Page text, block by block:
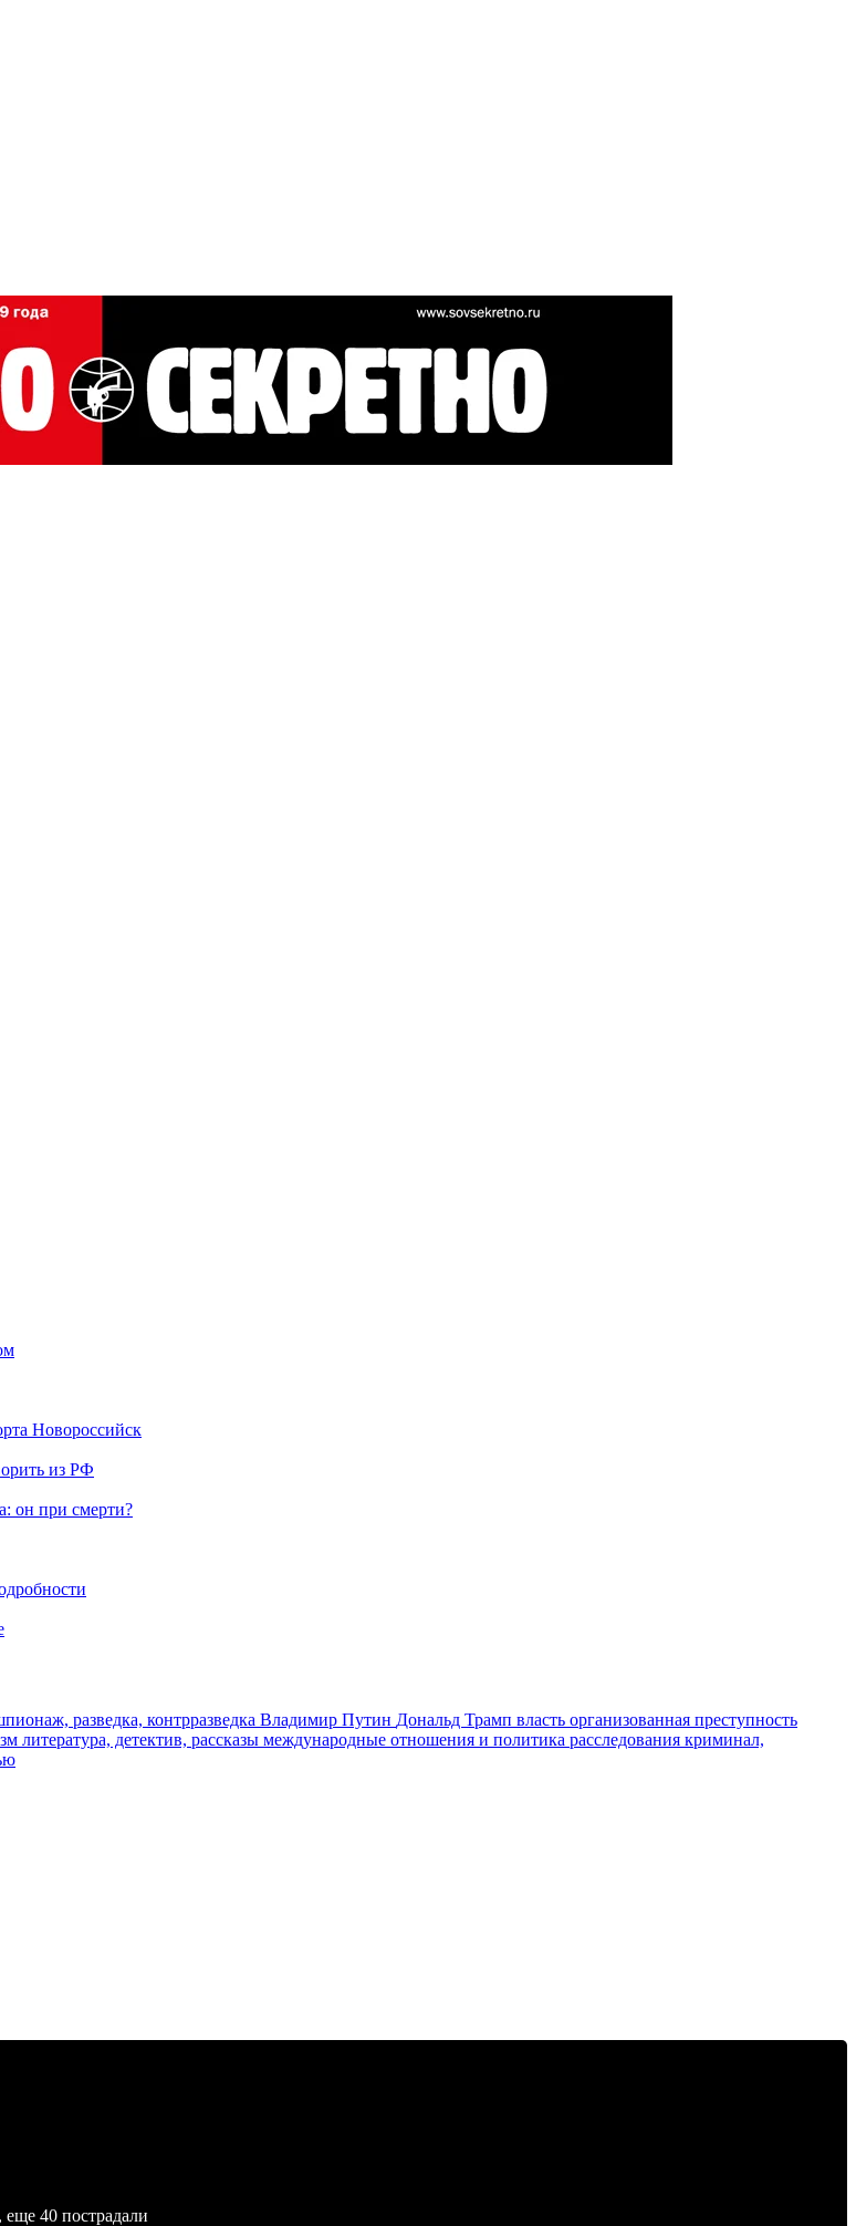
Новороссийск
из РФ
он при смерти?
разведка, контрразведка Владимир Путин Дональд Трамп власть организованная преступность
литература, детектив, рассказы международные отношения и политика расследования криминал,
40 пострадали